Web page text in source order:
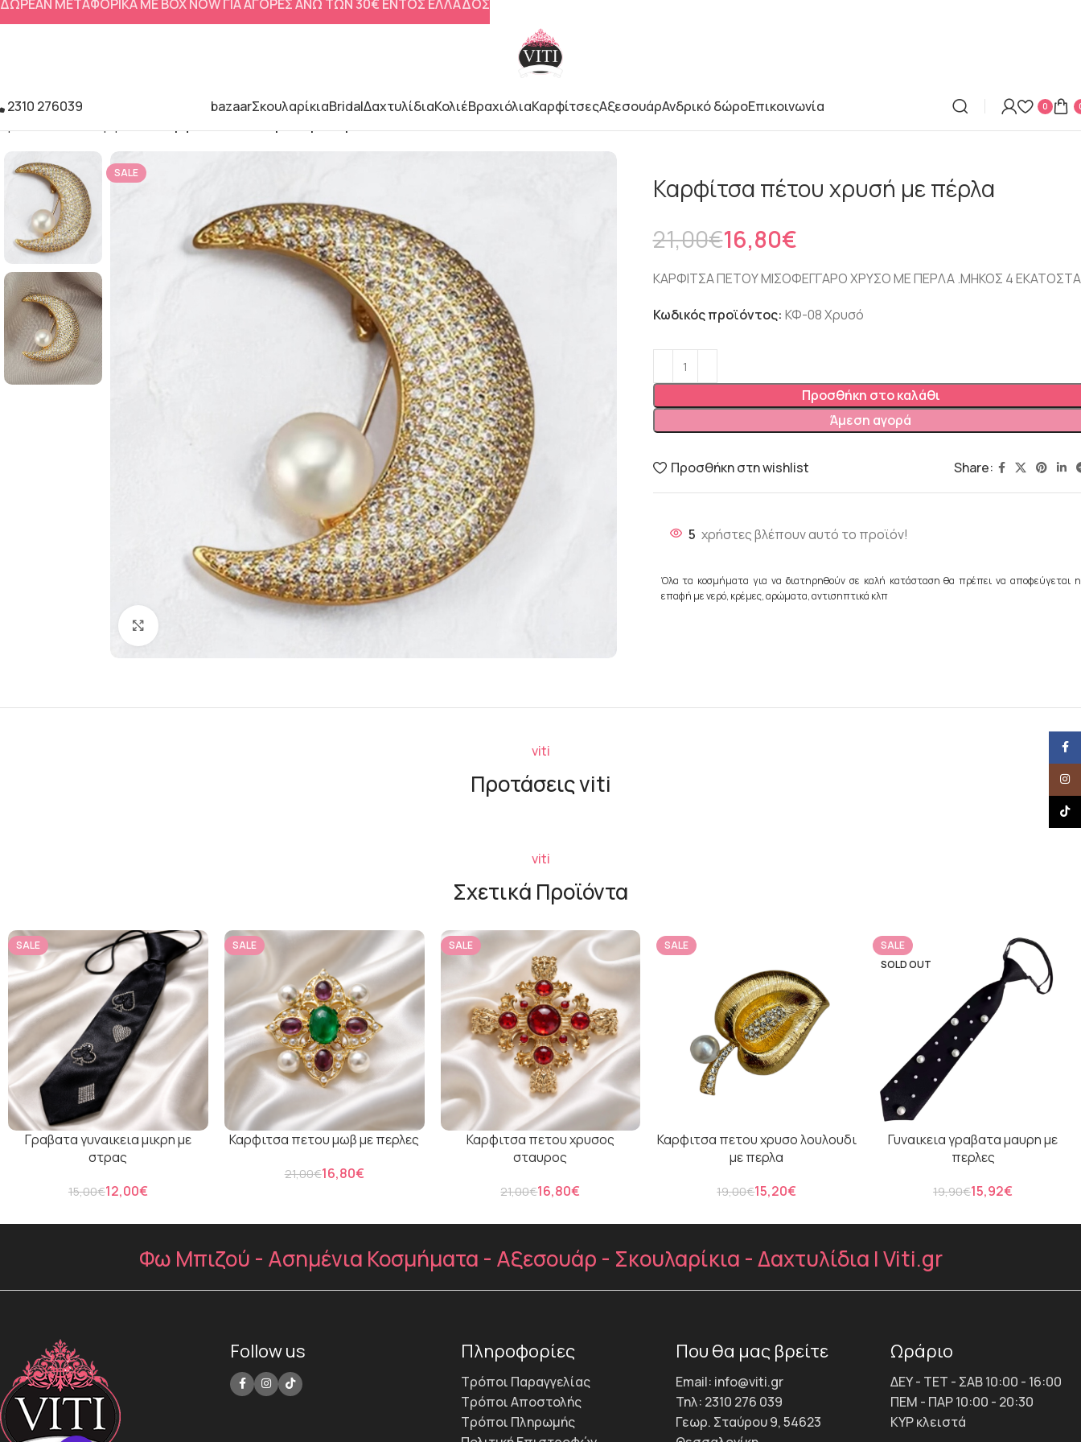
2310 276039 bazaarΣκουλαρίκιαBridalΔαχτυλίδιαΚολιέΒραχιόλιαΚαρφίτσεςΑξεσουάρΑνδρικό δώροΕπικοινωνία 0
SALE
Καρφίτσα πέτου χρυσή με πέρλα
21,00€16,80€
ΚΑΡΦΙΤΣΑ ΠΕΤΟΥ ΜΙΣΟΦΕΓΓΑΡΟ ΧΡΥΣΟ ΜΕ ΠΕΡΛΑ .ΜΗΚΟΣ 4 ΕΚΑΤΟΣΤΑ
Κωδικός προϊόντος: ΚΦ-08 Χρυσό
Προσθήκη στο καλάθι
Άμεση αγορά
Προσθήκη στη wishlist Share:
5 χρήστες βλέπουν αυτό το προϊόν!
Όλα τα κοσμήματα για να διατηρηθούν σε καλή κατάσταση θα πρέπει να αποφεύγεται η
επαφή με νερό, κρέμες, αρώματα, αντισηπτικά κλπ
viti
Προτάσεις viti
viti
Σχετικά Προϊόντα
SALE
Γραβατα γυναικεια μικρη με
στρας
15,00€12,00€
SALE
Καρφιτσα πετου μωβ με περλες
21,00€16,80€
SALE
Καρφιτσα πετου χρυσος
σταυρος
21,00€16,80€
SALE
Καρφιτσα πετου χρυσο λουλουδι
με περλα
19,00€15,20€
SALE
SOLD OUT
Γυναικεια γραβατα μαυρη με
περλες
19,90€15,92€
Φω Μπιζού - Ασημένια Κοσμήματα - Αξεσουάρ - Σκουλαρίκια - Δαχτυλίδια | Viti.gr
Follow us Πληροφορίες
Τρόποι Παραγγελίας
Τρόποι Αποστολής
Τρόποι Πληρωμής
Που θα μας βρείτε
Email: info@viti.gr
Τηλ: 2310 276 039
Γεωρ. Σταύρου 9, 54623
Ωράριο
ΔΕΥ - ΤΕΤ - ΣΑΒ 10:00 - 16:00
ΠΕΜ - ΠΑΡ 10:00 - 20:30
ΚΥΡ κλειστά
ΔΩΡΕΑΝ ΜΕΤΑΦΟΡΙΚΑ ΜΕ BOX NOW ΓΙΑ ΑΓΟΡΕΣ ΑΝΩ ΤΩΝ 30€ ΕΝΤΟΣ ΕΛΛΑΔΟΣ